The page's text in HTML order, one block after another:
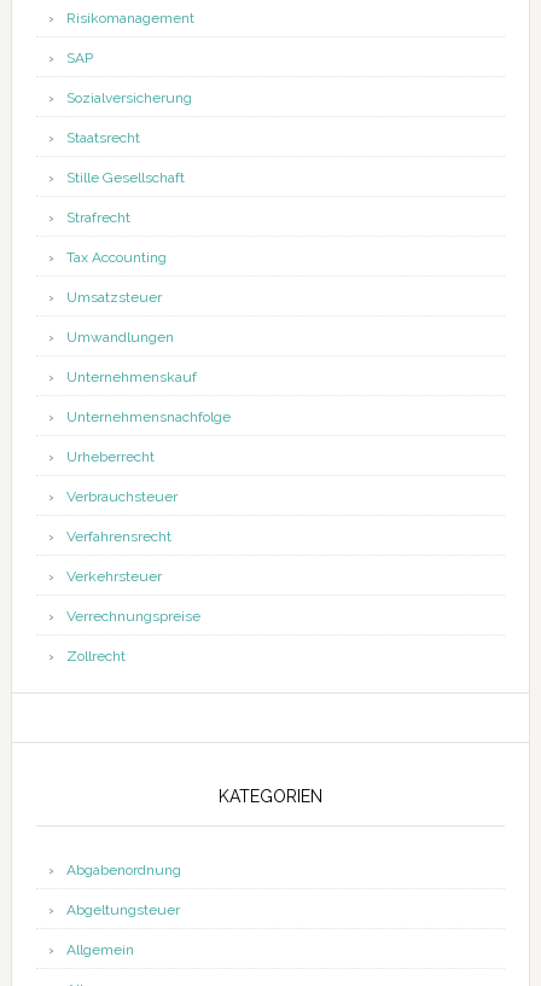
Risikomanagement
SAP
Sozialversicherung
Staatsrecht
Stille Gesellschaft
Strafrecht
Tax Accounting
Umsatzsteuer
Umwandlungen
Unternehmenskauf
Unternehmensnachfolge
Urheberrecht
Verbrauchsteuer
Verfahrensrecht
Verkehrsteuer
Verrechnungspreise
Zollrecht
KATEGORIEN
Abgabenordnung
Abgeltungsteuer
Allgemein